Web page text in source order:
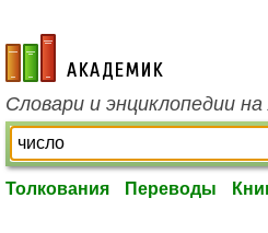
academic.ru
Словари и энциклопедии
Толкования Переводы